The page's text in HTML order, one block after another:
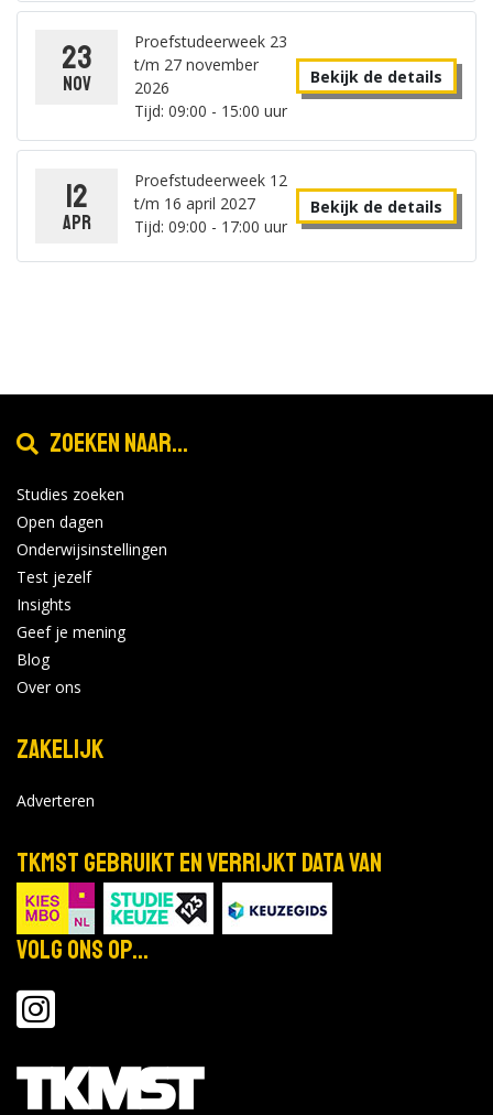
23
nov
Proefstudeerweek 23
t/m 27 november
2026
Tijd: 09:00 - 15:00 uur
Bekijk de details
12
apr
Proefstudeerweek 12
t/m 16 april 2027
Tijd: 09:00 - 17:00 uur
Bekijk de details
Zoeken naar...
Studies zoeken
Open dagen
Onderwijsinstellingen
Test jezelf
Insights
Geef je mening
Blog
Over ons
Zakelijk
Adverteren
TKMST gebruikt en verrijkt data van
Volg ons op...